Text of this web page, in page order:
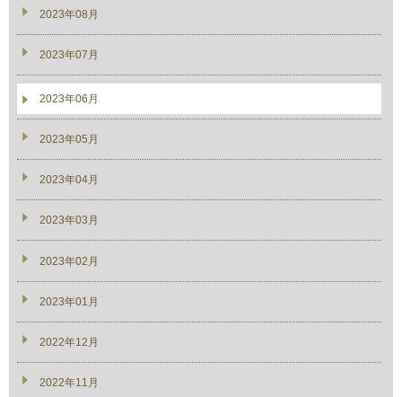
2023年08月
2023年07月
2023年06月
2023年05月
2023年04月
2023年03月
2023年02月
2023年01月
2022年12月
2022年11月